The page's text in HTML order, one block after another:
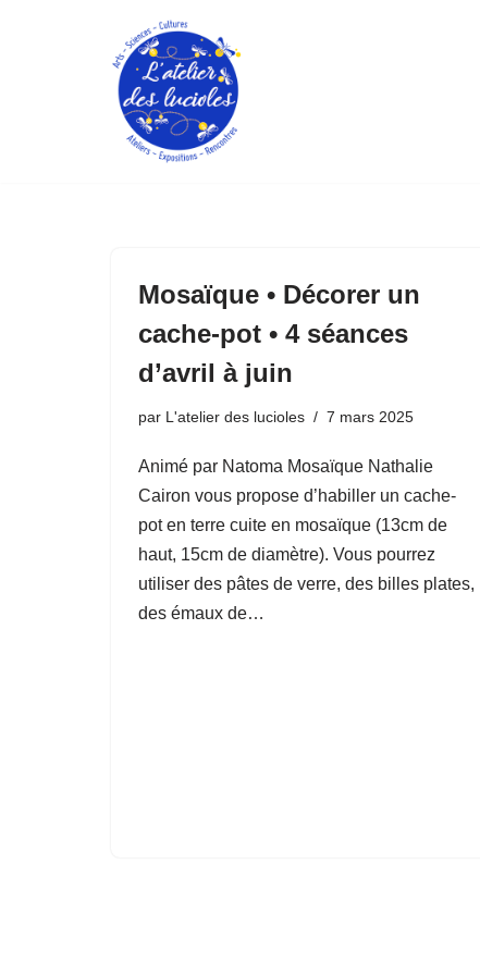
Mosaïque • Décorer un
cache-pot • 4 séances
d’avril à juin
par L'atelier des lucioles 7 mars 2025
Animé par Natoma Mosaïque Nathalie
Cairon vous propose d’habiller un cache-
pot en terre cuite en mosaïque (13cm de
haut, 15cm de diamètre). Vous pourrez
utiliser des pâtes de verre, des billes plates,
des émaux de…